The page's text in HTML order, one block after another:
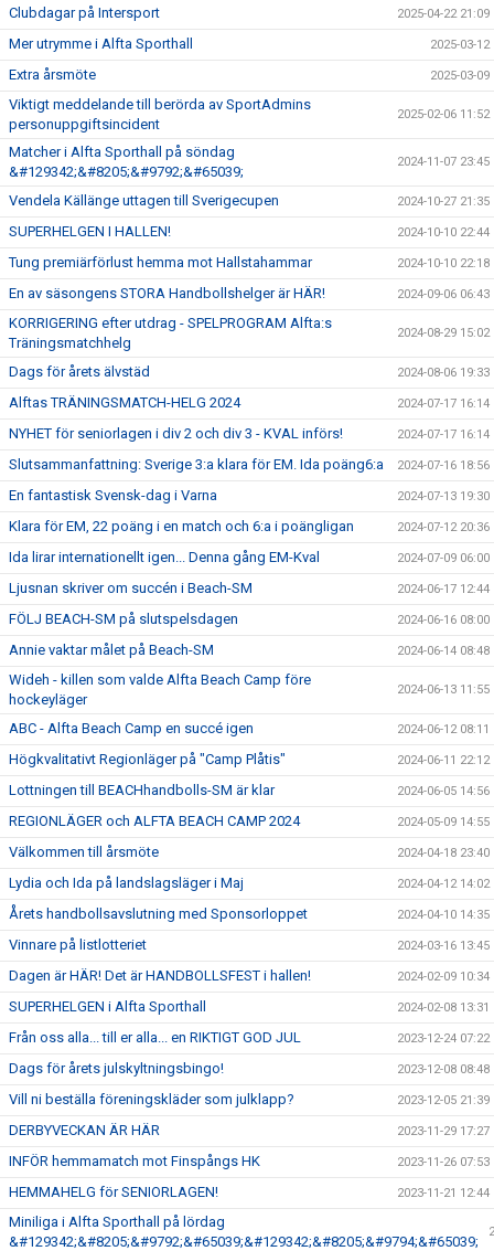
Clubdagar på Intersport 2025-04-22 21:09
Mer utrymme i Alfta Sporthall 2025-03-12
Extra årsmöte 2025-03-09
Viktigt meddelande till berörda av SportAdmins
personuppgiftsincident
2025-02-06 11:52
Matcher i Alfta Sporthall på söndag
&#129342;&#8205;&#9792;&#65039;
2024-11-07 23:45
Vendela Källänge uttagen till Sverigecupen 2024-10-27 21:35
SUPERHELGEN I HALLEN! 2024-10-10 22:44
Tung premiärförlust hemma mot Hallstahammar 2024-10-10 22:18
En av säsongens STORA Handbollshelger är HÄR! 2024-09-06 06:43
KORRIGERING efter utdrag - SPELPROGRAM Alfta:s
Träningsmatchhelg
2024-08-29 15:02
Dags för årets älvstäd 2024-08-06 19:33
Alftas TRÄNINGSMATCH-HELG 2024 2024-07-17 16:14
NYHET för seniorlagen i div 2 och div 3 - KVAL införs! 2024-07-17 16:14
Slutsammanfattning: Sverige 3:a klara för EM. Ida poäng6:a 2024-07-16 18:56
En fantastisk Svensk-dag i Varna 2024-07-13 19:30
Klara för EM, 22 poäng i en match och 6:a i poängligan 2024-07-12 20:36
Ida lirar internationellt igen... Denna gång EM-Kval 2024-07-09 06:00
Ljusnan skriver om succén i Beach-SM 2024-06-17 12:44
FÖLJ BEACH-SM på slutspelsdagen 2024-06-16 08:00
Annie vaktar målet på Beach-SM 2024-06-14 08:48
Wideh - killen som valde Alfta Beach Camp före
hockeyläger
2024-06-13 11:55
ABC - Alfta Beach Camp en succé igen 2024-06-12 08:11
Högkvalitativt Regionläger på "Camp Plåtis" 2024-06-11 22:12
Lottningen till BEACHhandbolls-SM är klar 2024-06-05 14:56
REGIONLÄGER och ALFTA BEACH CAMP 2024 2024-05-09 14:55
Välkommen till årsmöte 2024-04-18 23:40
Lydia och Ida på landslagsläger i Maj 2024-04-12 14:02
Årets handbollsavslutning med Sponsorloppet 2024-04-10 14:35
Vinnare på listlotteriet 2024-03-16 13:45
Dagen är HÄR! Det är HANDBOLLSFEST i hallen! 2024-02-09 10:34
SUPERHELGEN i Alfta Sporthall 2024-02-08 13:31
Från oss alla... till er alla... en RIKTIGT GOD JUL 2023-12-24 07:22
Dags för årets julskyltningsbingo! 2023-12-08 08:48
Vill ni beställa föreningskläder som julklapp? 2023-12-05 21:39
DERBYVECKAN ÄR HÄR 2023-11-29 17:27
INFÖR hemmamatch mot Finspångs HK 2023-11-26 07:53
HEMMAHELG för SENIORLAGEN! 2023-11-21 12:44
Miniliga i Alfta Sporthall på lördag
&#129342;&#8205;&#9792;&#65039;&#129342;&#8205;&#9794;&#65039;